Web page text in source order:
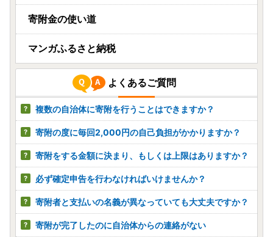
寄附金の使い道
マンガふるさと納税
よくあるご質問
複数の自治体に寄附を行うことはできますか？
寄附の度に毎回2,000円の自己負担がかかりますか？
寄附をする金額に決まり、もしくは上限はありますか？
必ず確定申告を行わなければいけませんか？
寄附者と支払いの名義が異なっていても大丈夫ですか？
寄附が完了したのに自治体からの連絡がない